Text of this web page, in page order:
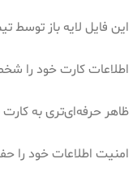
این فایل لایه باز توسط
اطلاعات کارت خود را
ظاهر حرفه‌ای‌تری به کارت
امنیت اطلاعات خود را